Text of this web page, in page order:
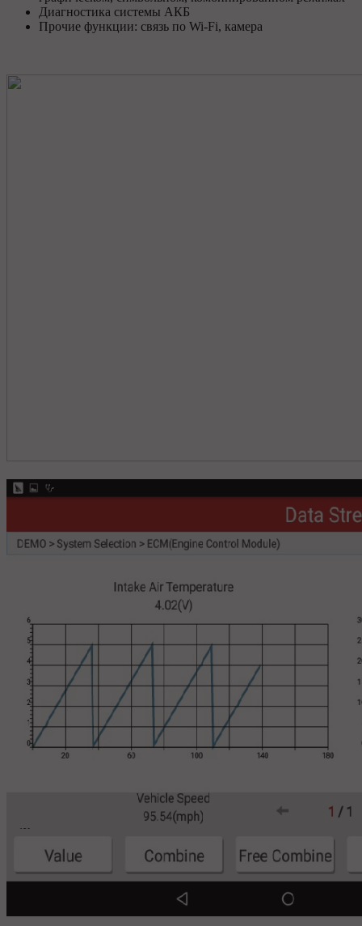
Диагностика системы АКБ
Прочие функции: связь по Wi-Fi, камера